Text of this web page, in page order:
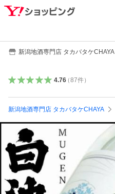
新潟地酒専門店 タカバタケCHAYA
4.76（87件）
新潟地酒専門店 タカバタケCHAYA